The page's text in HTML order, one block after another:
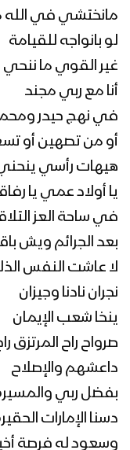
مانختشي في الله
لو بانواجه للقيامة
غير القوي ما ننحي
أنا مع ربي مجند
في نهج حيدر
أو من تصهين أو
هيهات رأسي
يا أولاد عمي يا
في ساحة العز
بعد الجرائم ويش
لا عاشت النفس
نجران نادنا وجيزان
ينخا شعب الإيمان
صرواح راح المرتزق
داعشهم والإصلاح
بفضل ربي
دسنا الإمارات
وسعود له فرصة